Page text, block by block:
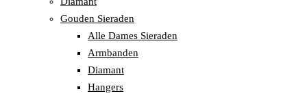
Gouden Sieraden
Alle Dames Sieraden
Armbanden
Diamant
Hangers